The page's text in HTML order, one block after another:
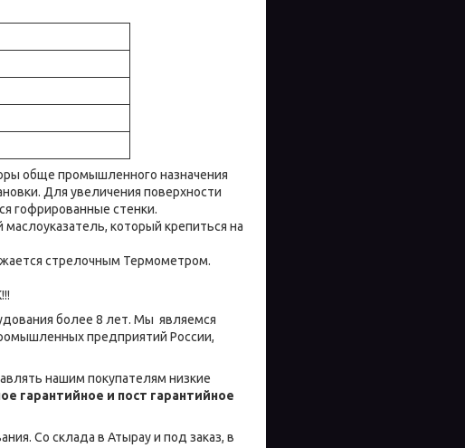
обще промышленного назначения
Для увеличения поверхности
гофрированные стенки.
который крепиться на
стрелочным Термометром.
более 8 лет. Мы являемся
предприятий России,
нашим покупателям низкие
гарантийное и пост гарантийное
Со склада в Атырау и под заказ, в